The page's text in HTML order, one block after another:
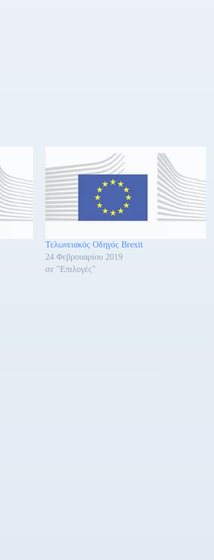
Τελωνειακός Οδηγός Brexit
24 Φεβρουαρίου 2019
σε "Επιλογές"